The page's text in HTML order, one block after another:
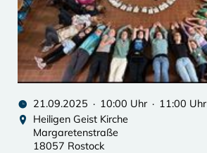
21.09.2025 · 10:00 Uhr · 11:00 Uhr
Heiligen Geist Kirche
Margaretenstraße
18057 Rostock